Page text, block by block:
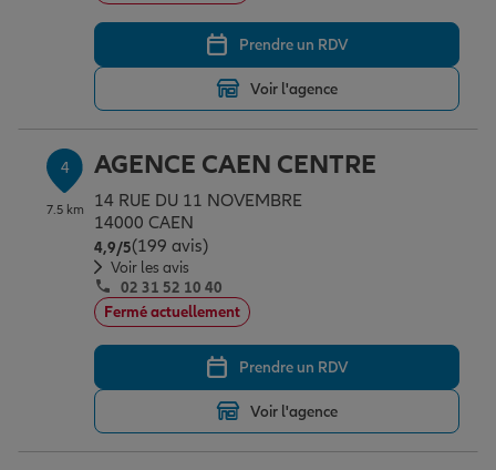
Tous nos devis d'assurance
Prendre un RDV
Voir l'agence
4
7.5 km
AGENCE CAEN CENTRE
14 RUE DU 11 NOVEMBRE
14000 CAEN
4,9/5Note de 4.9 sur 5
(199 avis)
Voir les avis
02 31 52 10 40
Fermé actuellement
Prendre un RDV
Voir l'agence